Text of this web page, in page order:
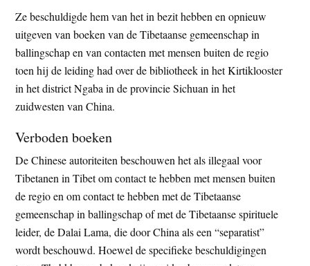
Ze beschuldigde hem van het in bezit hebben en opnieuw
uitgeven van boeken van de Tibetaanse gemeenschap in
ballingschap en van contacten met mensen buiten de regio
toen hij de leiding had over de bibliotheek in het Kirtiklooster
in het district Ngaba in de provincie Sichuan in het
zuidwesten van China.
Verboden boeken
De Chinese autoriteiten beschouwen het als illegaal voor
Tibetanen in Tibet om contact te hebben met mensen buiten
de regio en om contact te hebben met de Tibetaanse
gemeenschap in ballingschap of met de Tibetaanse spirituele
leider, de Dalai Lama, die door China als een “separatist”
wordt beschouwd. Hoewel de specifieke beschuldigingen